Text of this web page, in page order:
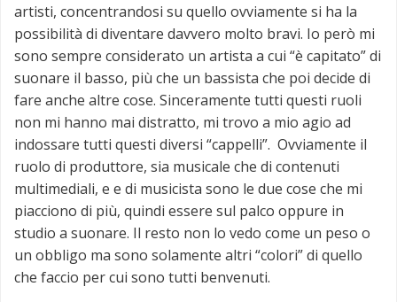
artisti, concentrandosi su quello ovviamente si ha la
possibilità di diventare davvero molto bravi. Io però mi
sono sempre considerato un artista a cui “è capitato” di
suonare il basso, più che un bassista che poi decide di
fare anche altre cose. Sinceramente tutti questi ruoli
non mi hanno mai distratto, mi trovo a mio agio ad
indossare tutti questi diversi “cappelli”. Ovviamente il
ruolo di produttore, sia musicale che di contenuti
multimediali, e e di musicista sono le due cose che mi
piacciono di più, quindi essere sul palco oppure in
studio a suonare. Il resto non lo vedo come un peso o
un obbligo ma sono solamente altri “colori” di quello
che faccio per cui sono tutti benvenuti.